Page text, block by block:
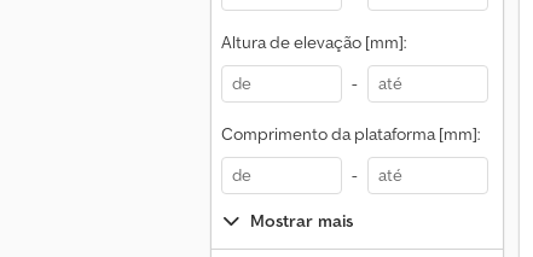
Altura de elevação [mm]:
-
Comprimento da plataforma [mm]:
-
Mostrar mais